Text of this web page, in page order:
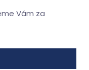
Vám za